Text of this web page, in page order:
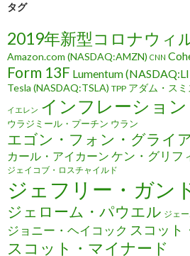
タグ
2019年新型コロナウィ
Amazon.com (NASDAQ:AMZN) CNN
Form 13F Lumentum
Tesla (NASDAQ:TSLA) TPP アダム・スミ
イエレン インフレーション
ウラジミール・プーチン ウラン
エゴン・フォン・グライ
カール・アイカーン ケン・グリフ
ジェイコブ・ロスチャイルド
ジェフリー・ガン
ジェローム・パウエル ジェ
ジョニー・ヘイコック スコット
スコット・マイナード